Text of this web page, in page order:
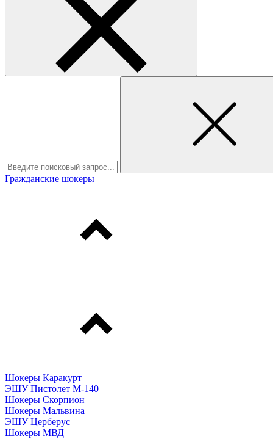
Гражданские шокеры
Шокеры Каракурт
ЭШУ Пистолет М-140
Шокеры Скорпион
Шокеры Мальвина
ЭШУ Церберус
Шокеры МВД